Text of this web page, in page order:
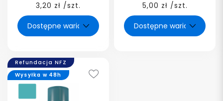
3,20 zł /szt. 5,00 zł /szt.
Refundacja NFZ
Wysyłka w 48h